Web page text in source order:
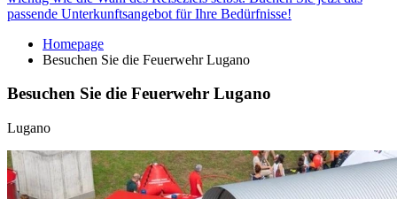
passende Unterkunftsangebot für Ihre Bedürfnisse!
Homepage
Besuchen Sie die Feuerwehr Lugano
Besuchen Sie die Feuerwehr Lugano
Lugano